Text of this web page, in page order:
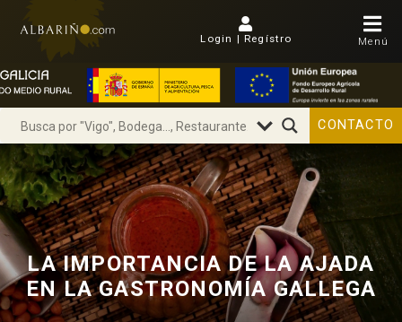
Login | Regístro Menú
CONTACTO
LA IMPORTANCIA DE LA AJADA
EN LA GASTRONOMÍA GALLEGA